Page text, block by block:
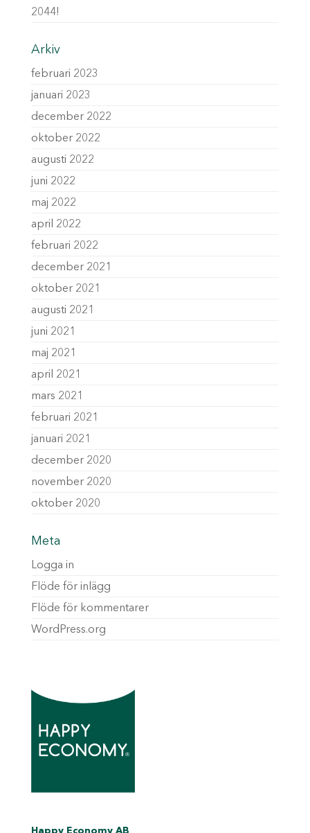
2044!
Arkiv
februari 2023
januari 2023
december 2022
oktober 2022
augusti 2022
juni 2022
maj 2022
april 2022
februari 2022
december 2021
oktober 2021
augusti 2021
juni 2021
maj 2021
april 2021
mars 2021
februari 2021
januari 2021
december 2020
november 2020
oktober 2020
Meta
Logga in
Flöde för inlägg
Flöde för kommentarer
WordPress.org